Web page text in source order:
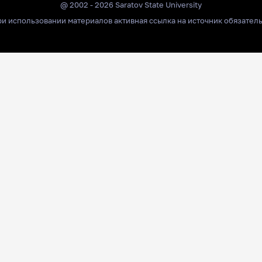
@ 2002 - 2026 Saratov State University
использовании материалов активная ссылка на источник